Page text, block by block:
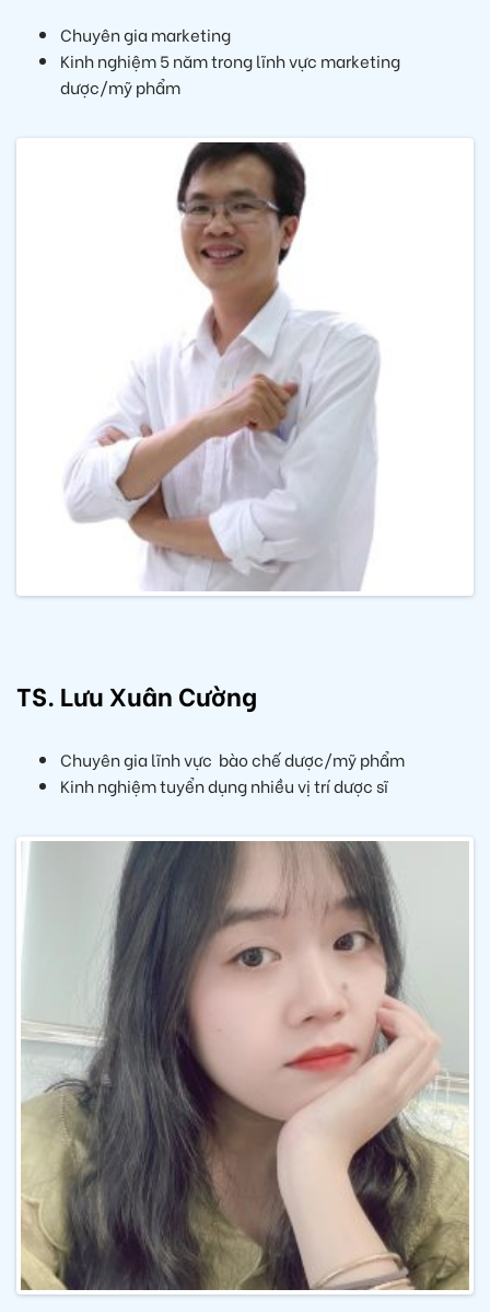
Chuyên gia marketing
Kinh nghiệm 5 năm trong lĩnh vực marketing
dược/mỹ phẩm
TS. Lưu Xuân Cường
Chuyên gia lĩnh vực bào chế dược/mỹ phẩm
Kinh nghiệm tuyển dụng nhiều vị trí dược sĩ